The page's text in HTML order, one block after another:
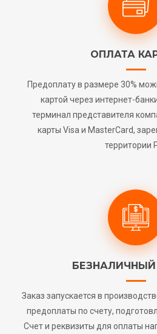
ОПЛАТА
Предоплату в размере 30%
картой через интернет-
терминал представителя
карты Visa и MasterCard,
территории
БЕЗНАЛИЧНЫЙ
Заказ запускается в
предоплаты по счету,
Счет и реквизиты для оплаты